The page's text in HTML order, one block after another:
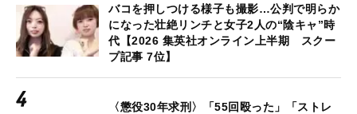
バコを押しつける様子も撮影…公判で明らか
になった壮絶リンチと女子2人の“陰キャ”時
代【2026 集英社オンライン上半期 スクー
プ記事 7位】
〈懲役30年求刑〉「55回殴った」「ストレ